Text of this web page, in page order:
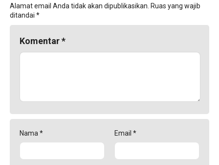
Alamat email Anda tidak akan dipublikasikan. Ruas yang wajib
ditandai *
Komentar*
Nama * Email *